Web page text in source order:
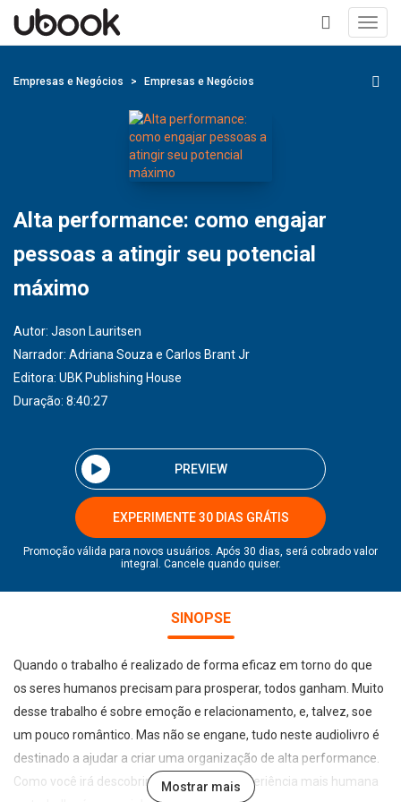
+
Empresas e Negócios Empresas e Negócios
Alta performance: como engajar
pessoas a atingir seu potencial
máximo
Autor: Jason Lauritsen
Narrador: Adriana Souza e Carlos Brant Jr
Editora: UBK Publishing House
Duração: 8:40:27
PREVIEW
EXPERIMENTE 30 DIAS GRÁTIS
Promoção válida para novos usuários. Após 30 dias, será cobrado valor
integral. Cancele quando quiser.
SINOPSE
Quando o trabalho é realizado de forma eficaz em torno do que
os seres humanos precisam para prosperar, todos ganham. Muito
desse trabalho é sobre emoção e relacionamento, e, talvez, soe
um pouco romântico. Mas não se engane, tudo neste audiolivro é
destinado a ajudar a criar uma organização de alta performance.
Como você irá descobrir, produzir uma experiência mais humana
Mostrar mais